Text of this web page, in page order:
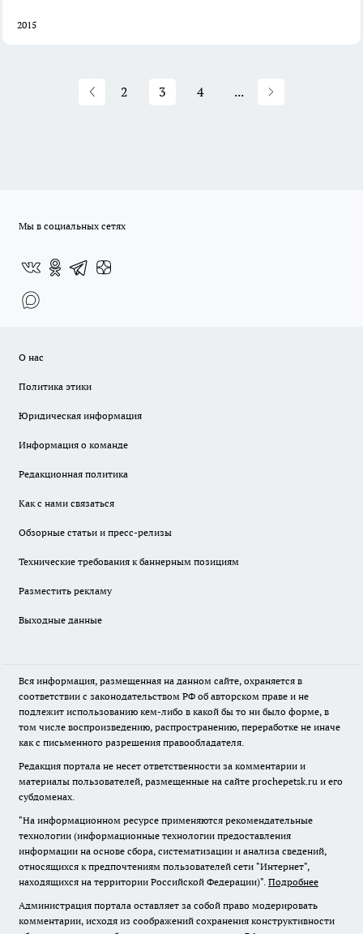
2015
2 3 4 ...
Мы в социальных сетях
О нас
Политика этики
Юридическая информация
Информация о команде
Редакционная политика
Как с нами связаться
Обзорные статьи и пресс-релизы
Технические требования к баннерным позициям
Разместить рекламу
Выходные данные
Вся информация, размещенная на данном сайте, охраняется в
соответствии с законодательством РФ об авторском праве и не
подлежит использованию кем-либо в какой бы то ни было форме, в
том числе воспроизведению, распространению, переработке не иначе
как с письменного разрешения правообладателя.
Редакция портала не несет ответственности за комментарии и
материалы пользователей, размещенные на сайте prochepetsk.ru и его
субдоменах.
"На информационном ресурсе применяются рекомендательные
технологии (информационные технологии предоставления
информации на основе сбора, систематизации и анализа сведений,
относящихся к предпочтениям пользователей сети "Интернет",
находящихся на территории Российской Федерации)". Подробнее
Администрация портала оставляет за собой право модерировать
комментарии, исходя из соображений сохранения конструктивности